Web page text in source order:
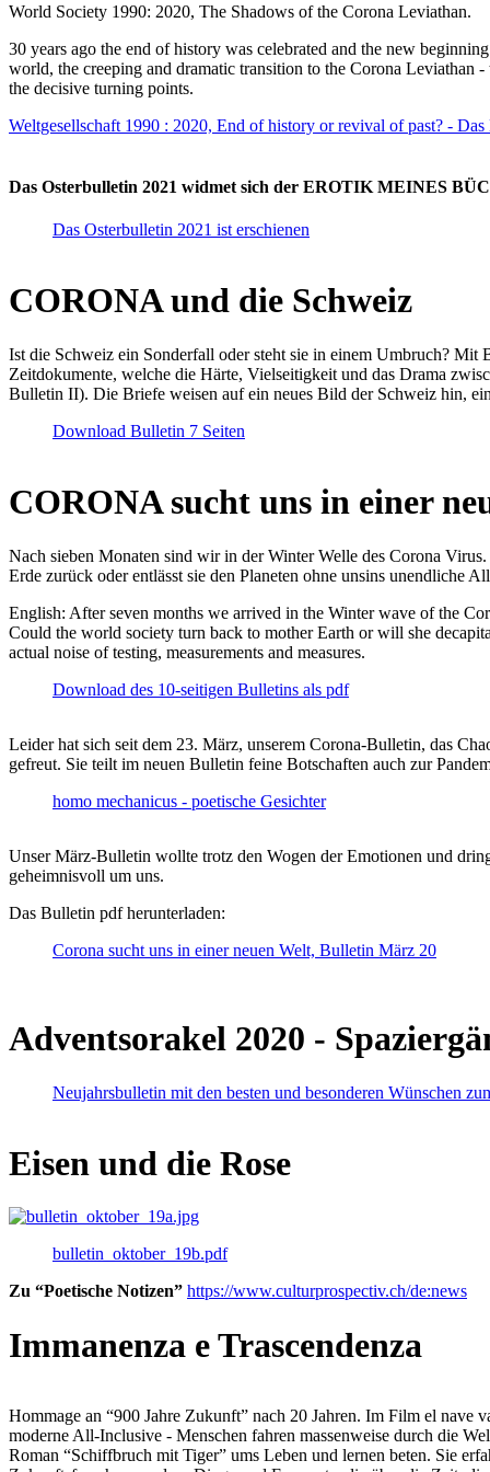
World Society 1990: 2020, The Shadows of the Corona Leviathan.
30 years ago the end of history was celebrated and the new
world, the creeping and dramatic transition to the Corona Leviathan
the decisive turning points.
Weltgesellschaft 1990 : 2020, End of history or revival of past? -
Das Osterbulletin 2021 widmet sich der EROTIK MEINES
Das Osterbulletin 2021 ist erschienen
CORONA und die Schweiz
Ist die Schweiz ein Sonderfall oder steht sie in einem Umbruch? Mit
Zeitdokumente, welche die Härte, Vielseitigkeit und das Drama
Bulletin II). Die Briefe weisen auf ein neues Bild der Schweiz hin,
Download Bulletin 7 Seiten
CORONA sucht uns in einer
Nach sieben Monaten sind wir in der Winter Welle des Corona
Erde zurück oder entlässt sie den Planeten ohne unsins unendliche
English: After seven months we arrived in the Winter wave of the
Could the world society turn back to mother Earth or will she
actual noise of testing, measurements and measures.
Download des 10-seitigen Bulletins als pdf
Leider hat sich seit dem 23. März, unserem Corona-Bulletin, das
gefreut. Sie teilt im neuen Bulletin feine Botschaften auch zur
homo mechanicus - poetische Gesichter
Unser März-Bulletin wollte trotz den Wogen der Emotionen und
geheimnisvoll um uns.
Das Bulletin pdf herunterladen:
Corona sucht uns in einer neuen Welt, Bulletin März 20
Adventsorakel 2020 -
Neujahrsbulletin mit den besten und besonderen Wünschen
Eisen und die Rose
bulletin_oktober_19b.pdf
Zu “Poetische Notizen” https://www.culturprospectiv.ch/de:news
Immanenza e Trascendenza
Hommage an “900 Jahre Zukunft” nach 20 Jahren. Im Film el nave
moderne All-Inclusive - Menschen fahren massenweise durch die
Roman “Schiffbruch mit Tiger” ums Leben und lernen beten. Sie